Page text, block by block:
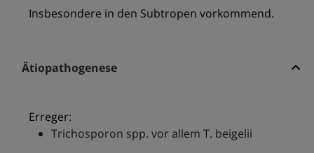
Insbesondere in den Subtropen vorkommend.
Ätiopathogenese
Erreger:
Trichosporon spp. vor allem T. beigelii